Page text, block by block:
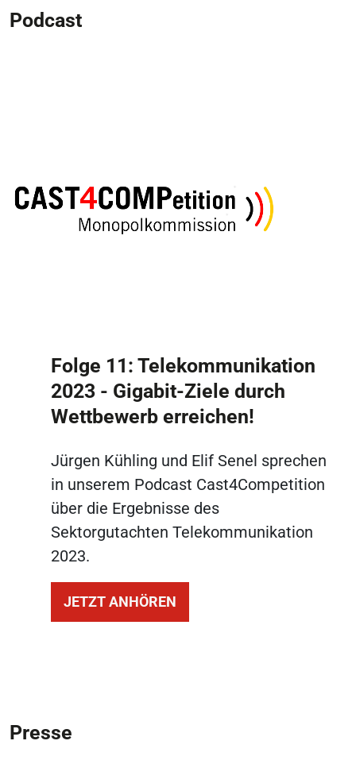
Podcast
Folge 11: Telekommunikation
2023 - Gigabit-Ziele durch
Wettbewerb erreichen!
Jürgen Kühling und Elif Senel sprechen
in unserem Podcast Cast4Competition
über die Ergebnisse des
Sektorgutachten Telekommunikation
2023.
JETZT ANHÖREN
Presse